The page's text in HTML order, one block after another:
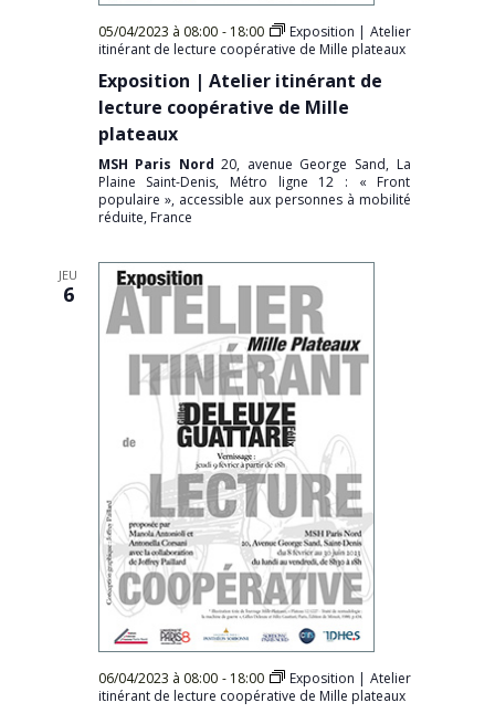
05/04/2023 à 08:00 - 18:00
Exposition | Atelier
itinérant de lecture coopérative de Mille plateaux
Exposition | Atelier itinérant de
lecture coopérative de Mille
plateaux
MSH Paris Nord20, avenue George Sand, La
Plaine Saint-Denis, Métro ligne 12 : « Front
populaire », accessible aux personnes à mobilité
réduite, France
JEU
6
06/04/2023 à 08:00 - 18:00
Exposition | Atelier
itinérant de lecture coopérative de Mille plateaux